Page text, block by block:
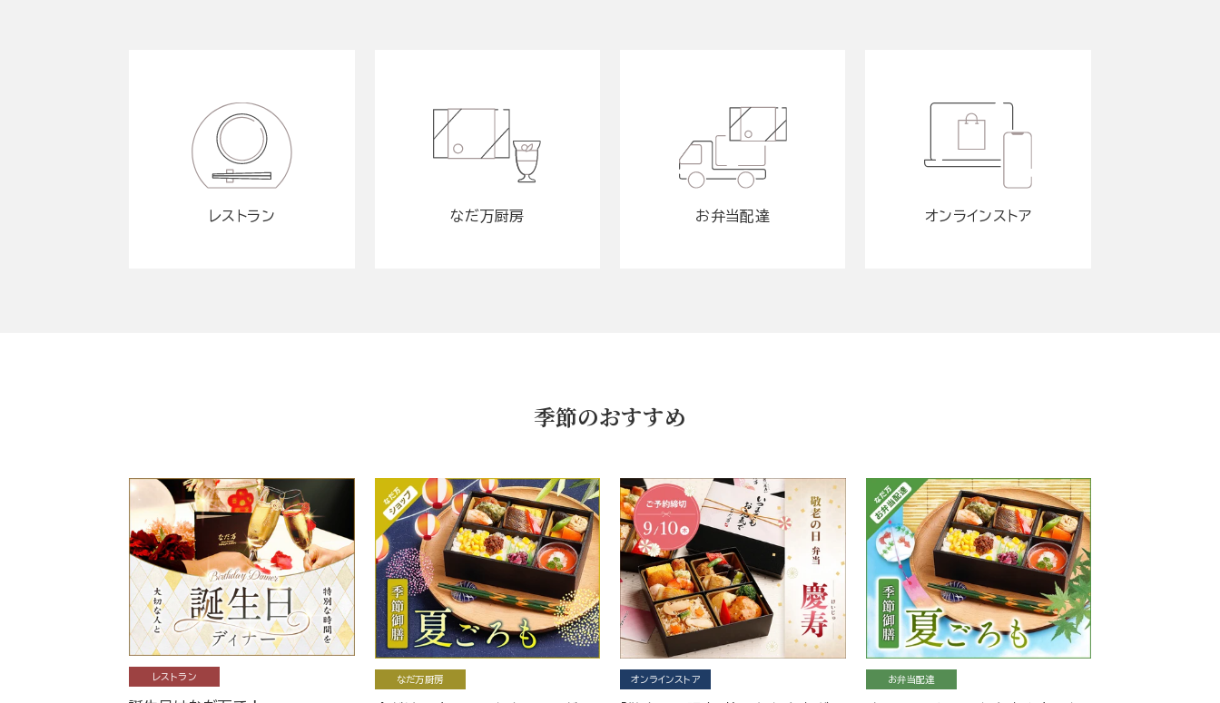
レストラン なだ万厨房 お弁当配達 オンラインストア
季節のおすすめ
レストラン なだ万厨房 オンラインストア お弁当配達